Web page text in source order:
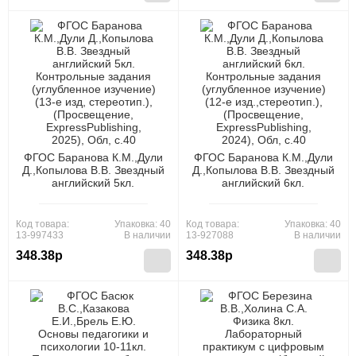
ФГОС Баранова К.М.,Дули
Д.,Копылова В.В. Звездный
английский 5кл.
(13-е изд, стереотип.),
(Просвещение,
ExpressPublishing, 2025),
Код товара:
13-997433
348.38р
Упаковка: 40
В наличии
ФГОС Баранова К.М.,Дули
Д.,Копылова В.В. Звездный
английский 6кл.
(12-е изд.,стереотип.),
(Просвещение,
ExpressPublishing, 2024),
Код товара:
13-927088
348.38р
Упаковка: 40
В наличии